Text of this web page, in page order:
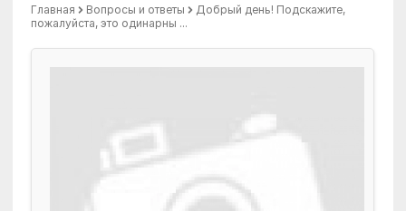
Главная Вопросы и ответы
Добрый день! Подскажите,
пожалуйста, это одинарны ...